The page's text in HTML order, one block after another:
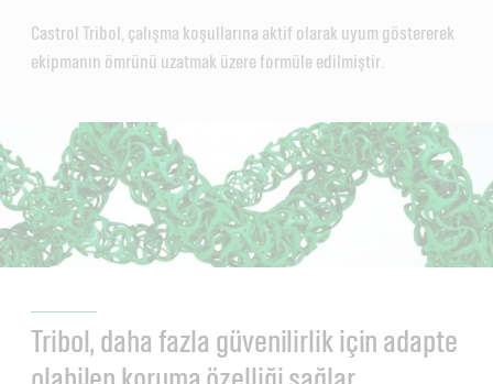
Castrol Tribol, çalışma koşullarına aktif olarak uyum göstererek
ekipmanın ömrünü uzatmak üzere formüle edilmiştir.
Tribol, daha fazla güvenilirlik için adapte